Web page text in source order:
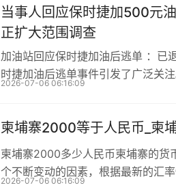
当事人回应保时捷加500元
正扩大范围调查
加油站回应保时捷加油后逃单 ：已
时捷加油后逃单事件引发了广泛关
2026-07-06 06:16:09
柬埔寨2000等于人民币_柬
柬埔寨2000多少人民币柬埔寨的货
个不断变动的因素，根据最新的汇
2026-07-06 06:16:09